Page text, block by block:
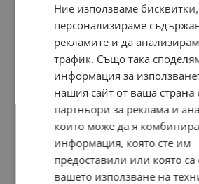
Ние използваме
персонализираме
рекламите и да
трафик. Също така
информация за
нашия сайт от ваша страна
партньори за реклама и
които може да я
информация, която сте им
предоставили или която
вашето използване на